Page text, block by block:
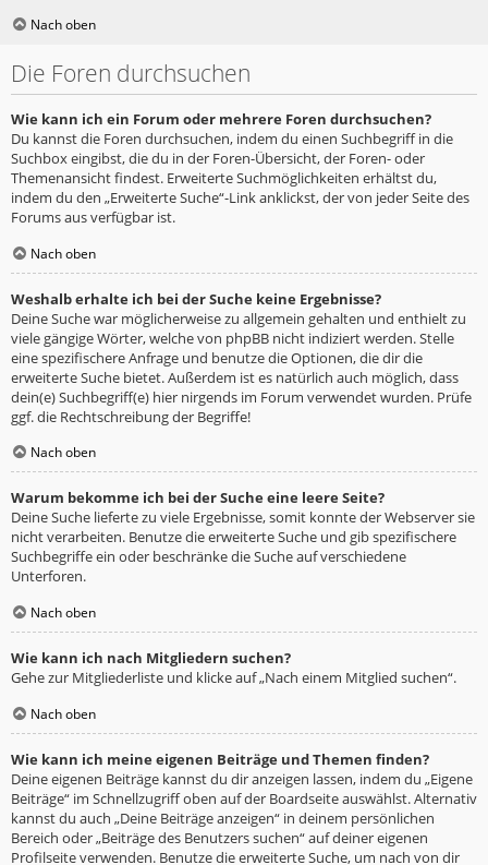
Nach oben
Die Foren durchsuchen
Wie kann ich ein Forum oder mehrere Foren durchsuchen?
Du kannst die Foren durchsuchen, indem du einen Suchbegriff in die
Suchbox eingibst, die du in der Foren-Übersicht, der Foren- oder
Themenansicht findest. Erweiterte Suchmöglichkeiten erhältst du,
indem du den „Erweiterte Suche“-Link anklickst, der von jeder Seite des
Forums aus verfügbar ist.
Nach oben
Weshalb erhalte ich bei der Suche keine Ergebnisse?
Deine Suche war möglicherweise zu allgemein gehalten und enthielt zu
viele gängige Wörter, welche von phpBB nicht indiziert werden. Stelle
eine spezifischere Anfrage und benutze die Optionen, die dir die
erweiterte Suche bietet. Außerdem ist es natürlich auch möglich, dass
dein(e) Suchbegriff(e) hier nirgends im Forum verwendet wurden. Prüfe
ggf. die Rechtschreibung der Begriffe!
Nach oben
Warum bekomme ich bei der Suche eine leere Seite?
Deine Suche lieferte zu viele Ergebnisse, somit konnte der Webserver sie
nicht verarbeiten. Benutze die erweiterte Suche und gib spezifischere
Suchbegriffe ein oder beschränke die Suche auf verschiedene
Unterforen.
Nach oben
Wie kann ich nach Mitgliedern suchen?
Gehe zur Mitgliederliste und klicke auf „Nach einem Mitglied suchen“.
Nach oben
Wie kann ich meine eigenen Beiträge und Themen finden?
Deine eigenen Beiträge kannst du dir anzeigen lassen, indem du „Eigene
Beiträge“ im Schnellzugriff oben auf der Boardseite auswählst. Alternativ
kannst du auch „Deine Beiträge anzeigen“ in deinem persönlichen
Bereich oder „Beiträge des Benutzers suchen“ auf deiner eigenen
Profilseite verwenden. Benutze die erweiterte Suche, um nach von dir